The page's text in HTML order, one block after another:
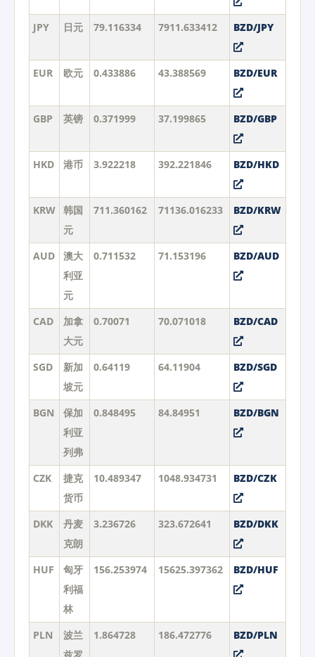
JPY 日元 79.116334 7911.633412 BZD/JPY
EUR 欧元 0.433886 43.388569 BZD/EUR
GBP 英镑 0.371999 37.199865 BZD/GBP
HKD 港币 3.922218 392.221846 BZD/HKD
KRW 韩国
元
711.360162 71136.016233 BZD/KRW
AUD
澳大
利亚
元
0.711532 71.153196 BZD/AUD
CAD
加拿
大元
0.70071 70.071018 BZD/CAD
SGD
新加
坡元
0.64119 64.11904 BZD/SGD
BGN
保加
利亚
列弗
0.848495 84.84951 BZD/BGN
CZK
捷克
货币
10.489347 1048.934731 BZD/CZK
DKK
丹麦
克朗
3.236726 323.672641 BZD/DKK
HUF
匈牙
利福
林
156.253974 15625.397362 BZD/HUF
PLN
波兰
兹罗
1.864728 186.472776 BZD/PLN